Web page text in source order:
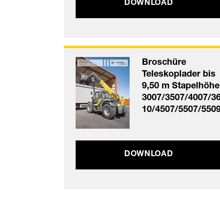
DOWNLOAD
Broschüre
Teleskoplader bis
9,50 m Stapelhöhe
3007/3507/4007/
10/4507/5507/
DOWNLOAD